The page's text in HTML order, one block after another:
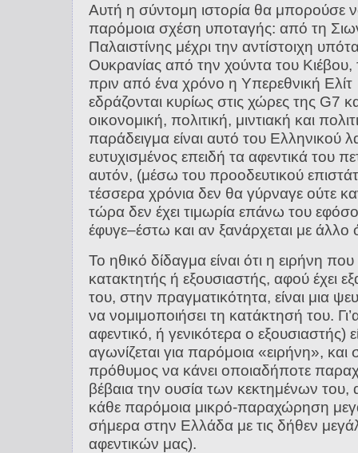
Αυτή η σύντομη ιστορία θα μπορούσε
παρόμοια σχέση υποταγής: από τη
Παλαιστίνης μέχρι την αντίστοιχη
Ουκρανίας από την χούντα του Κιέβου,
πριν από ένα χρόνο η Υπερεθνική
εδράζονται κυρίως στις χώρες της G7
οικονομική, πολιτική, μιντιακή και
παράδειγμα είναι αυτό του Ελληνικού
ευτυχισμένος επειδή τα αφεντικά του
αυτόν, (μέσω του προοδευτικού
τέσσερα χρόνια δεν θα γύρναγε ούτε
τώρα δεν έχει τιμωρία επάνω του
έφυγε–έστω και αν ξανάρχεται με
Το ηθικό δίδαγμα είναι ότι η ειρήνη
κατακτητής ή εξουσιαστής, αφού έχει
του, στην πραγματικότητα, είναι μια
να νομιμοποιήσει τη κατάκτησή του.
αφεντικό, ή γενικότερα ο εξουσιαστής)
αγωνίζεται για παρόμοια «ειρήνη», και
πρόθυμος να κάνει οποιαδήποτε
βέβαια την ουσία των κεκτημένων
κάθε παρόμοια μικρό-παραχώρηση
σήμερα στην Ελλάδα με τις δήθεν
αφεντικών μας).